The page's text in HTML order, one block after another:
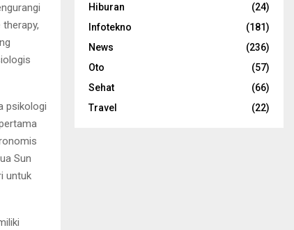
psikologi
Sun
untuk
Hiburan
(24)
Infotekno
(181)
News
(236)
Oto
(57)
Sehat
(66)
Travel
(22)